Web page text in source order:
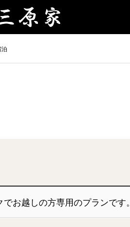
でお越しの方専用のプランです。